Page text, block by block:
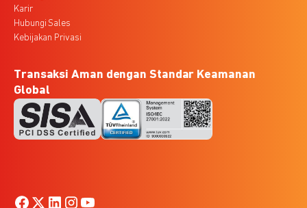
Karir
Hubungi Sales
Kebijakan Privasi
Transaksi Aman dengan Standar Keamanan
Global